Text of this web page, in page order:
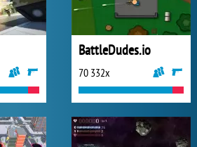
BattleDudes.io
70 332x